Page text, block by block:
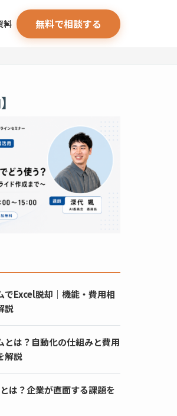
料 無料で相談する
でExcel脱却｜機能・費用相
説
とは？自動化の仕組みと費用
解説
は？企業が直面する課題を